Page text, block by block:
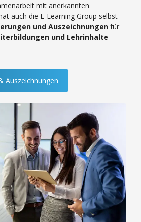
mit anerkannten
auch die E-Learning Group selbst
und Auszeichnungen für
und Lehrinhalte
Auszeichnungen